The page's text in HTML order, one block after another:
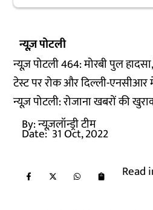
न्यूज़ पोटली
न्यूज़ पोटली 464: मोरबी पुल
टेस्ट पर रोक और दिल्ली-एनसीआर
न्यूज़ पोटली: रोजाना खबरों की
By:न्यूज़लॉन्ड्री टीम
Date: 31 Oct, 2022
Read